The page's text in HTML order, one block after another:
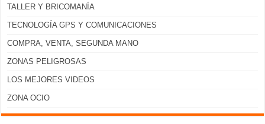
TALLER Y BRICOMANÍA
TECNOLOGÍA GPS Y COMUNICACIONES
COMPRA, VENTA, SEGUNDA MANO
ZONAS PELIGROSAS
LOS MEJORES VIDEOS
ZONA OCIO